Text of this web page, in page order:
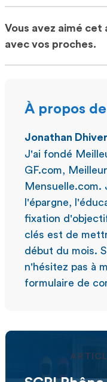
Vous avez aimé
avec vos proches.
À propos
Jonathan Dhiver
J'ai fondé
GF.com,
l'épargne,
fixation
clés est de
début du mois.
n'hésitez pas à
formulaire de